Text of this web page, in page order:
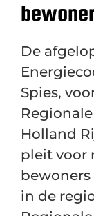
De
Spies,
Holland
pleit voor
in de